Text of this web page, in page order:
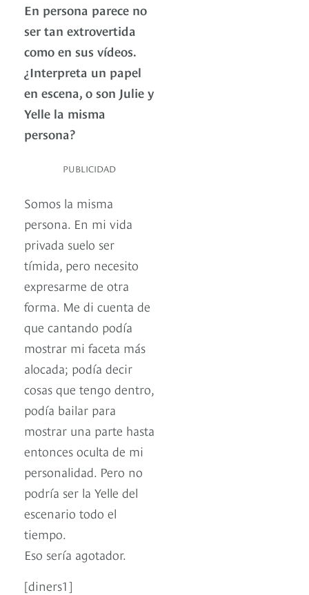
En persona parece no
ser tan extrovertida
como en sus vídeos.
¿Interpreta un papel
en escena, o son Julie y
Yelle la misma
persona?
PUBLICIDAD
Somos la misma
persona. En mi vida
privada suelo ser
tímida, pero necesito
expresarme de otra
forma. Me di cuenta de
que cantando podía
mostrar mi faceta más
alocada; podía decir
cosas que tengo dentro,
podía bailar para
mostrar una parte hasta
entonces oculta de mi
personalidad. Pero no
podría ser la Yelle del
escenario todo el
tiempo.
Eso sería agotador.
[diners1]